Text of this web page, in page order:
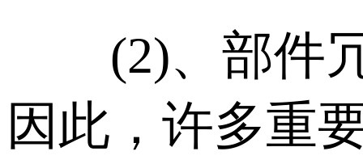
(2)、部件冗
因此，许多重